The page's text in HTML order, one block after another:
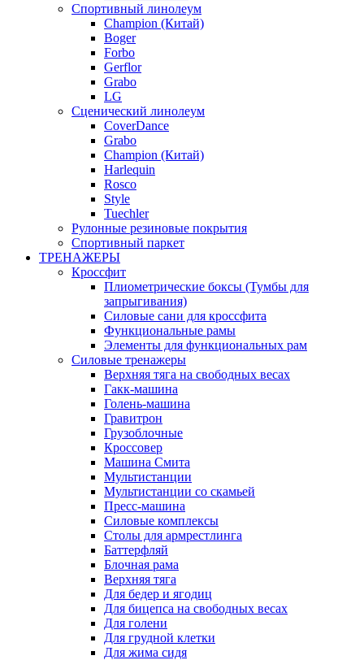
Спортивный линолеум
Champion (Китай)
Boger
Forbo
Gerflor
Grabo
LG
Сценический линолеум
CoverDance
Grabo
Champion (Китай)
Harlequin
Rosco
Style
Tuechler
Рулонные резиновые покрытия
Спортивный паркет
ТРЕНАЖЕРЫ
Кроссфит
Плиометрические боксы (Тумбы для
запрыгивания)
Силовые сани для кроссфита
Функциональные рамы
Элементы для функциональных рам
Силовые тренажеры
Верхняя тяга на свободных весах
Гакк-машина
Голень-машина
Гравитрон
Грузоблочные
Кроссовер
Машина Смита
Мультистанции
Мультистанции со скамьей
Пресс-машина
Силовые комплексы
Столы для армрестлинга
Баттерфляй
Блочная рама
Верхняя тяга
Для бедер и ягодиц
Для бицепса на свободных весах
Для голени
Для грудной клетки
Для жима сидя